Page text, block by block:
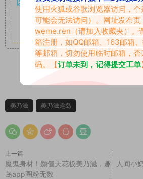
以7z、7z分卷格式压缩， 解压应下载对
7-zip；安卓：zarchiver；苹果
其它更多疑问请查看站内
美乃滋 美乃滋趣岛
上一篇
魔鬼身材！颜值天花板美乃滋，趣
岛app圈粉无数
人间小
使用火狐或谷歌浏览器访问，
可能会无法访问）。网址发布页
weme.ren （请加入收藏夹）。
箱注册，如QQ邮箱、163邮箱
等邮箱，切勿使用临时邮箱，
码。【订单未到，记得提交工单